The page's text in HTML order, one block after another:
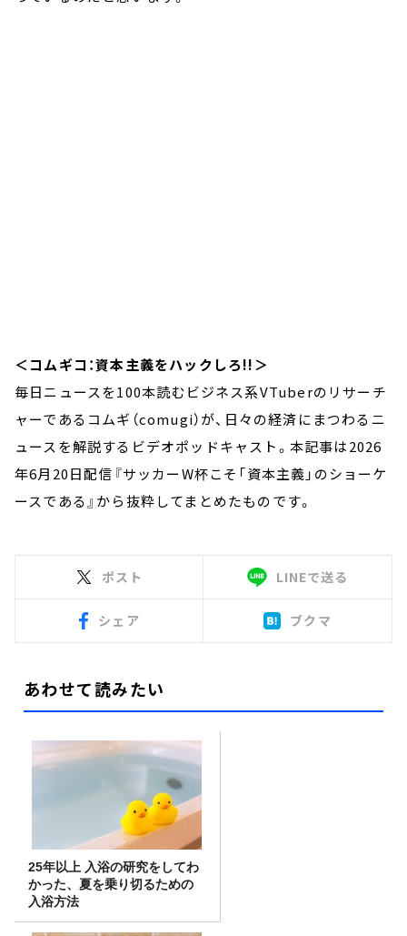
＜コムギコ：資本主義をハックしろ!!＞
毎日ニュースを100本読むビジネス系VTuberのリサーチ
ャーであるコムギ（comugi）が、日々の経済にまつわるニ
ュースを解説するビデオポッドキャスト。本記事は2026
年6月20日配信『サッカーW杯こそ「資本主義」のショーケ
ースである』から抜粋してまとめたものです。
ポスト LINEで送る
シェア ブクマ
あわせて読みたい
25年以上 入浴の研究をしてわ
かった、夏を乗り切るための
入浴方法